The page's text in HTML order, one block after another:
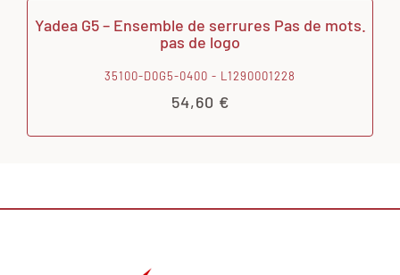
Yadea G5 – Ensemble de serrures Pas de mots.
pas de logo
35100-D0G5-0400 - L1290001228
54,60 €